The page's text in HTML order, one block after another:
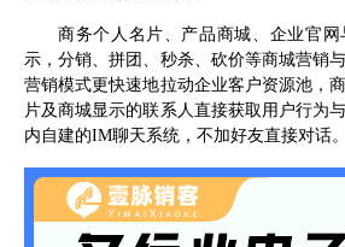
商务个人名片、产品商城、企业官
示，分销、拼团、秒杀、砍价等商城营销
营销模式更快速地拉动企业客户资源池，
片及商城显示的联系人直接获取用户行为
内自建的IM聊天系统，不加好友直接对话。